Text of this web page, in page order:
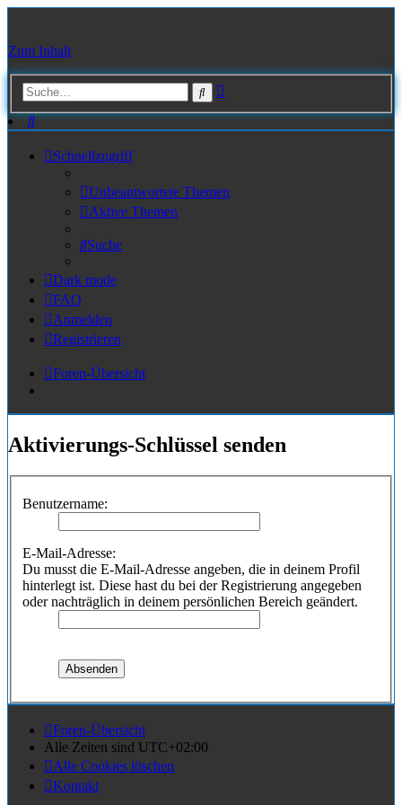
Zum Inhalt
Suche
Suche
Schnellzugriff
Unbeantwortete Themen
Aktive Themen
Suche
Dark mode
FAQ
Anmelden
Registrieren
Foren-Übersicht
Aktivierungs-Schlüssel senden
Benutzername:
E-Mail-Adresse:
Du musst die E-Mail-Adresse angeben, die in deinem Profil
hinterlegt ist. Diese hast du bei der Registrierung angegeben
oder nachträglich in deinem persönlichen Bereich geändert.
Foren-Übersicht
Alle Zeiten sind UTC+02:00
Alle Cookies löschen
Kontakt